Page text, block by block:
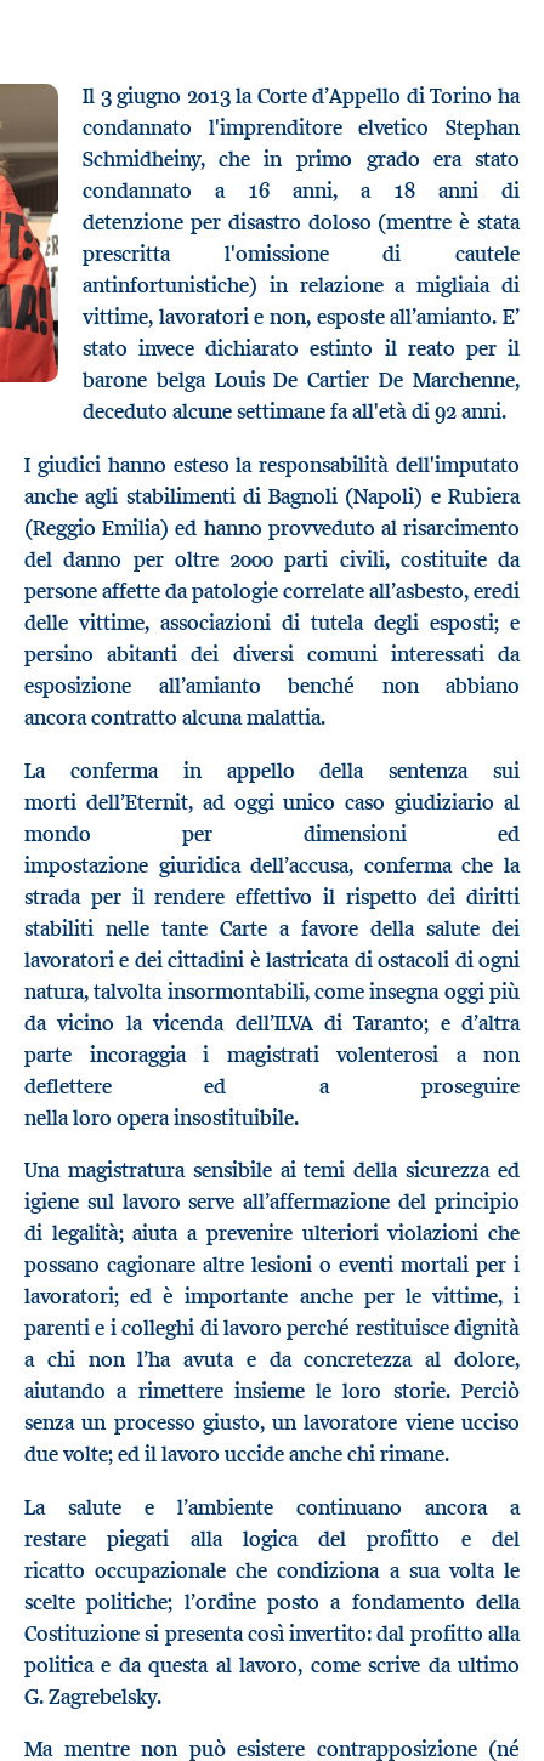
Il 3 giugno 2013 la Corte d’Appello di Torino ha
condannato l'imprenditore elvetico Stephan
Schmidheiny, che in primo grado era stato
condannato a 16 anni, a 18 anni di
detenzione per disastro doloso (mentre è stata
prescritta l'omissione di cautele
antinfortunistiche) in relazione amigliaiadi
vittime, lavoratori e non, esposte all’amianto.E’
stato invece dichiarato estinto il reato per il
barone belga Louis De Cartier De Marchenne,
deceduto alcune settimane fa all'età di 92 anni.
I giudici hanno esteso la responsabilità dell'imputato
anche agli stabilimenti di Bagnoli (Napoli) e Rubiera
(Reggio Emilia) ed hanno provveduto al risarcimento
del danno per oltre 2000 parti civili, costituite da
persone affetteda patologie correlate all’asbesto, eredi
delle vittime, associazioni di tutela degli esposti; e
persino abitanti dei diversi comuni interessati da
esposizione all’amianto benché non abbiano
ancoracontratto alcuna malattia.
La conferma in appello della sentenza sui
morti dell’Eternit, ad oggi unico caso giudiziario al
mondo per dimensioni ed
impostazione giuridicadell’accusa, conferma che la
strada per ilrendere effettivo il rispettodei diritti
stabiliti nelle tante Carte a favore della salute dei
lavoratori e dei cittadini è lastricata di ostacoli di ogni
natura,talvolta insormontabili,come insegnaoggipiù
da vicino lavicenda dell’ILVAdi Taranto; e d’altra
parte incoraggia i magistrati volenterosi a non
deflettere ed a proseguire
nellaloro operainsostituibile.
Una magistratura sensibile ai temi della sicurezza ed
igiene sul lavoro serve all’affermazione del principio
di legalità; aiuta a prevenire ulteriori violazioni che
possano cagionare altre lesioni o eventi mortali per i
lavoratori;edè importante anche per le vittime, i
parenti e i colleghi di lavoro perché restituisce dignità
a chi non l’ha avuta e da concretezza al dolore,
aiutando a rimettere insieme le loro storie.Perciò
senza un processo giusto, un lavoratore viene ucciso
due volte; ed il lavoro uccide anche chi rimane.
La salute e l’ambiente continuano ancora a
restarepiegati alla logica del profitto e del
ricattooccupazionale che condiziona a sua volta le
scelte politiche; l’ordine posto a fondamento della
Costituzionesi presenta così invertito: dal profitto alla
politica e da questa al lavoro, come scrive da ultimo
G.Zagrebelsky.
Ma mentre non può esistere contrapposizione (né